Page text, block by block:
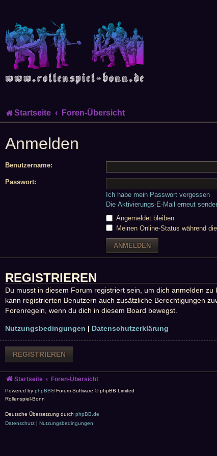
Startseite Foren-Übersicht
Anmelden
Benutzername:
Passwort:
Ich habe mein Passwort vergessen
Die Aktivierungs-E-Mail erneut
Angemeldet bleiben
Meinen Online-Status während
REGISTRIEREN
Du musst in diesem Forum registriert sein, um dich anmelden
kann registrierten Benutzern auch zusätzliche Berechtigungen
Forenregeln, wenn du dich in diesem Board bewegst.
Nutzungsbedingungen | Datenschutzerklärung
REGISTRIEREN
Startseite Foren-Übersicht
Powered by phpBB® Forum Software © phpBB Limited
Rollenspiel-Bonn
Deutsche Übersetzung durch phpBB.de
Datenschutz
Nutzungsbedingungen